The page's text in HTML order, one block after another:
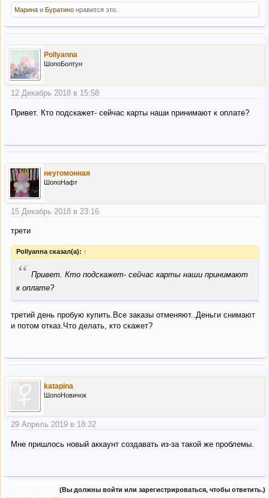
Марина и Буратино нравится это.
Pollyanna
ШопоБолтун
12 Декабрь 2018 в 15:58
Привет. Кто подскажет- сейчас карты наши принимают к оплате?
неугомонная
ШопоНафт
15 Декабрь 2018 в 23:16
трети
Pollyanna сказал(а): ↑
“ Привет. Кто подскажет- сейчас карты наши принимают
к оплате?
третий день пробую купить.Все заказы отменяют..Деньги снимают
и потом отказ.Что делать, кто скажет?
katapina
ШопоНовичок
29 Апрель 2019 в 18:32
Мне пришлось новый аккаунт создавать из-за такой же проблемы.
(Вы должны войти или зарегистрироваться, чтобы ответить.)